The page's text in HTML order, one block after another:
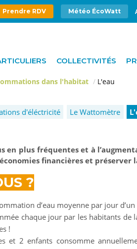
Prendre RDV Météo ÉcoWatt
COLLECTIVITÉS
dans l'habitat L'eau
d'éléctricité Le Wattomètre
en plus fréquentes et à
financières et préserver
?
d’eau moyenne par jour d’un
chaque jour par les habitants
!
et 2 enfants consomme